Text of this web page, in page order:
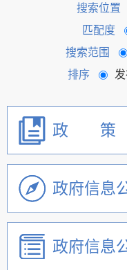
搜索位置
匹配度
搜索范围
排序
政 策
政府信息
政府信息